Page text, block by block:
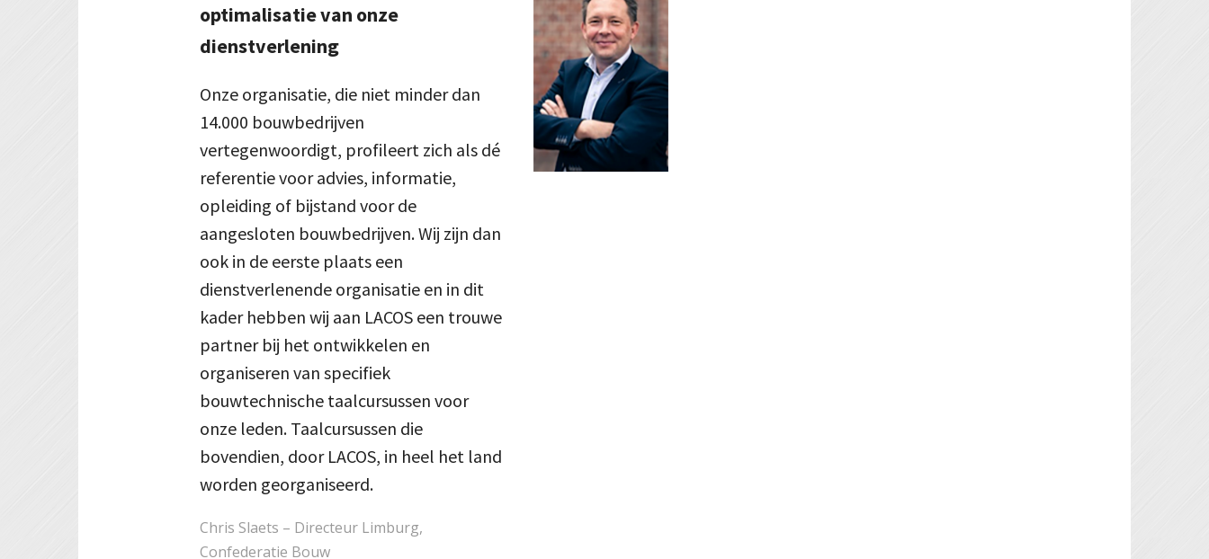
optimalisatie van onze
dienstverlening
Onze organisatie, die niet minder dan
14.000 bouwbedrijven
vertegenwoordigt, profileert zich als dé
referentie voor advies, informatie,
opleiding of bijstand voor de
aangesloten bouwbedrijven. Wij zijn dan
ook in de eerste plaats een
dienstverlenende organisatie en in dit
kader hebben wij aan LACOS een trouwe
partner bij het ontwikkelen en
organiseren van specifiek
bouwtechnische taalcursussen voor
onze leden. Taalcursussen die
bovendien, door LACOS, in heel het land
worden georganiseerd.
Chris Slaets – Directeur Limburg,
Confederatie Bouw